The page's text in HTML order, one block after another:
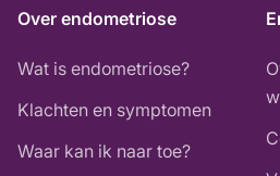
Over endometriose
Wat is endometriose?
Klachten en symptomen
Waar kan ik naar toe?